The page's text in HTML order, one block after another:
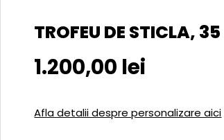
TROFEU DE STICLA,
Pret initial
1.200,00 lei
Afla detalii despre personalizare aici